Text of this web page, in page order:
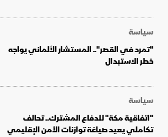
سياسة
"تمرد في القصر".. المستشار الألماني يواجه
خطر الاستبدال
سياسة
"اتفاقية مكة" للدفاع المشترك.. تحالف
تكاملي يعيد صياغة توازنات الأمن الإقليمي